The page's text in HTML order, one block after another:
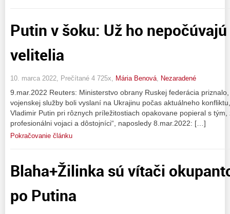
Putin v šoku: Už ho
velitelia
10. marca 2022, Prečítané 4 725x, Mária Benová Nezaradené
9.mar.2022 Reuters: Ministerstvo obrany Ruskej federácia
vojenskej služby boli vyslaní na Ukrajinu počas aktuálneho
Vladimir Putin pri rôznych príležitostiach opakovane popieral s
profesionálni vojaci a dôstojníci“, naposledy 8.mar.2022: […]
Pokračovanie článku
Blaha+Žilinka sú vítači
po Putina